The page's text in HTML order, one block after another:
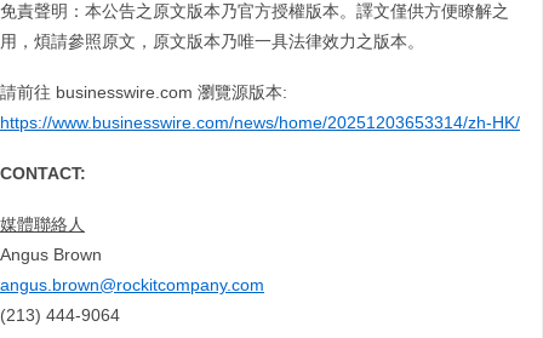
免責聲明：本公告之原文版本乃官方授權版本。譯文僅供方便瞭解之
用，煩請參照原文，原文版本乃唯一具法律效力之版本。
請前往 businesswire.com 瀏覽源版本:
https://www.businesswire.com/news/home/20251203653314/zh-HK/
CONTACT:
媒體聯絡人
Angus Brown
angus.brown@rockitcompany.com
(213) 444-9064